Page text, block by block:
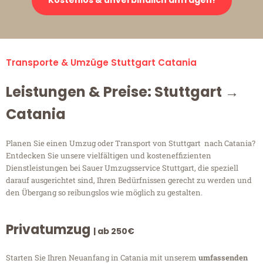
Transporte & Umzüge Stuttgart Catania
Leistungen & Preise: Stuttgart →
Catania
Planen Sie einen Umzug oder Transport von Stuttgart nach Catania?
Entdecken Sie unsere vielfältigen und kosteneffizienten
Dienstleistungen bei Sauer Umzugsservice Stuttgart, die speziell
darauf ausgerichtet sind, Ihren Bedürfnissen gerecht zu werden und
den Übergang so reibungslos wie möglich zu gestalten.
Privatumzug | ab 250€
Starten Sie Ihren Neuanfang in Catania mit unserem umfassenden